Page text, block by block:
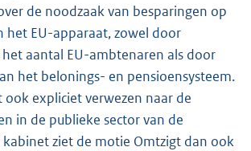
de noodzaak van besparingen op
het EU-apparaat, zowel door
aantal EU-ambtenaren als door
het belonings- en pensioensysteem.
expliciet verwezen naar de
in de publieke sector van de
ziet de motie Omtzigt dan ook